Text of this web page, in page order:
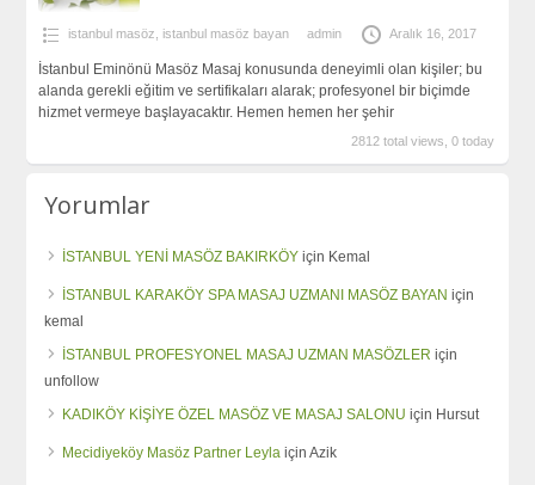
istanbul masöz istanbul masöz bayan admin Aralık 16, 2017
İstanbul Eminönü Masöz Masaj konusunda deneyimli olan kişiler; bu
alanda gerekli eğitim ve sertifikaları alarak; profesyonel bir biçimde
hizmet vermeye başlayacaktır. Hemen hemen her şehir
2812 total views, 0 today
Yorumlar
İSTANBUL YENİ MASÖZ BAKIRKÖY için Kemal
İSTANBUL KARAKÖY SPA MASAJ UZMANI MASÖZ BAYAN için
kemal
İSTANBUL PROFESYONEL MASAJ UZMAN MASÖZLER için
unfollow
KADIKÖY KİŞİYE ÖZEL MASÖZ VE MASAJ SALONU için Hursut
Mecidiyeköy Masöz Partner Leyla içinAzik